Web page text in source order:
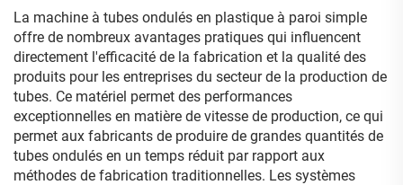
La machine à tubes ondulés en plastique à paroi simple
offre de nombreux avantages pratiques qui influencent
directement l'efficacité de la fabrication et la qualité des
produits pour les entreprises du secteur de la production de
tubes. Ce matériel permet des performances
exceptionnelles en matière de vitesse de production, ce qui
permet aux fabricants de produire de grandes quantités de
tubes ondulés en un temps réduit par rapport aux
méthodes de fabrication traditionnelles. Les systèmes